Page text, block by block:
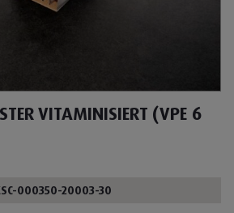
VITAMINISIERT (VPE 6
000350-20003-30